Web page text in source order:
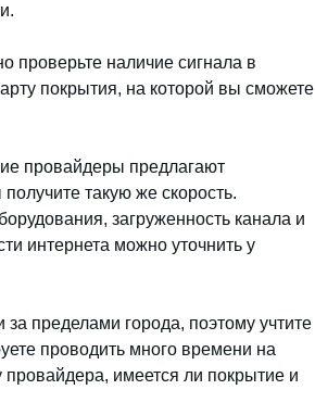
проверьте наличие сигнала в
покрытия, на которой вы сможете
провайдеры предлагают
такую же скорость.
загруженность канала и
интернета можно уточнить у
пределами города, поэтому учтите
проводить много времени на
провайдера, имеется ли покрытие и